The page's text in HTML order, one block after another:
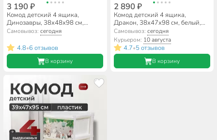
3 190 ₽
Комод детский 4 ящика,
Динозавры, 38х48х98 см,
Альтернатива, для мальчиков,
Самовывоз:сегодня
4.8•6 отзывов
В корзину
2 890 ₽
Комод детский 4 ящика,
Дракон, 38х47х98 см, белый,
Росспласт, РП-451
Самовывоз: сегодня
Курьером: 10 августа
4.7•5 отзывов
В корзину